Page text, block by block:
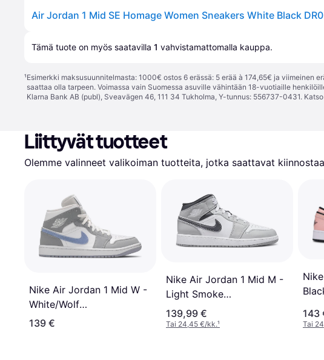
Tämä tuote on myös saatavilla 1 vahvistamattomalla kauppa.
¹Esimerkki maksusuunnitelmasta: 1000€ ostos 6 erässä: 5 erää à 174,65€ ja viimeinen
saattaa olla tarpeen. Voimassa vain Suomessa asuville vähintään 18-vuotiaille
Klarna Bank AB (publ), Sveavägen 46, 111 34 Tukholma, Y-tunnus: 556737-0431.
Liittyvät tuotteet
Olemme valinneet valikoiman tuotteita, jotka saattavat
Nike Air Jordan 1 Mid W -
White/Wolf
Grey/Aluminium
139 €
Nike Air Jordan 1 Mid M -
Light Smoke
Grey/Anthracite/White
139,99 €
Tai 24,45 €/kk.¹
143
Tai